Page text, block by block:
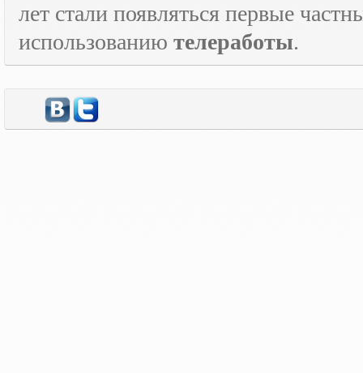
лет стали появляться первые
использованию телеработы.